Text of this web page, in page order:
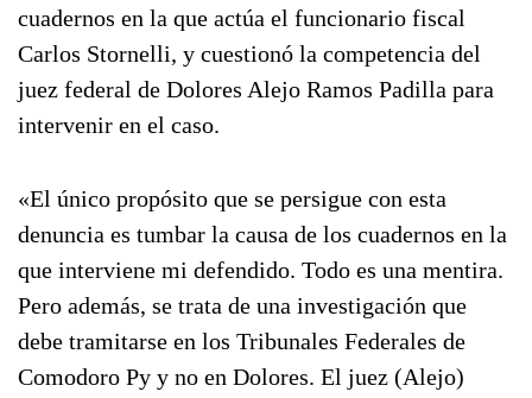
cuadernos en la que actúa el funcionario fiscal
Carlos Stornelli, y cuestionó la competencia del
juez federal de Dolores Alejo Ramos Padilla para
intervenir en el caso.
«El único propósito que se persigue con esta
denuncia es tumbar la causa de los cuadernos en la
que interviene mi defendido. Todo es una mentira.
Pero además, se trata de una investigación que
debe tramitarse en los Tribunales Federales de
Comodoro Py y no en Dolores. El juez (Alejo)